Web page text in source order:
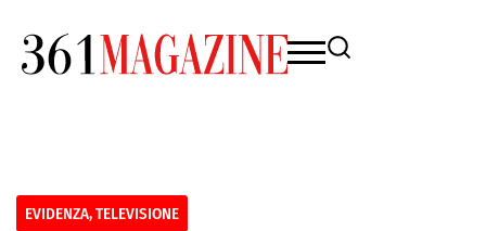
EVIDENZA,TELEVISIONE